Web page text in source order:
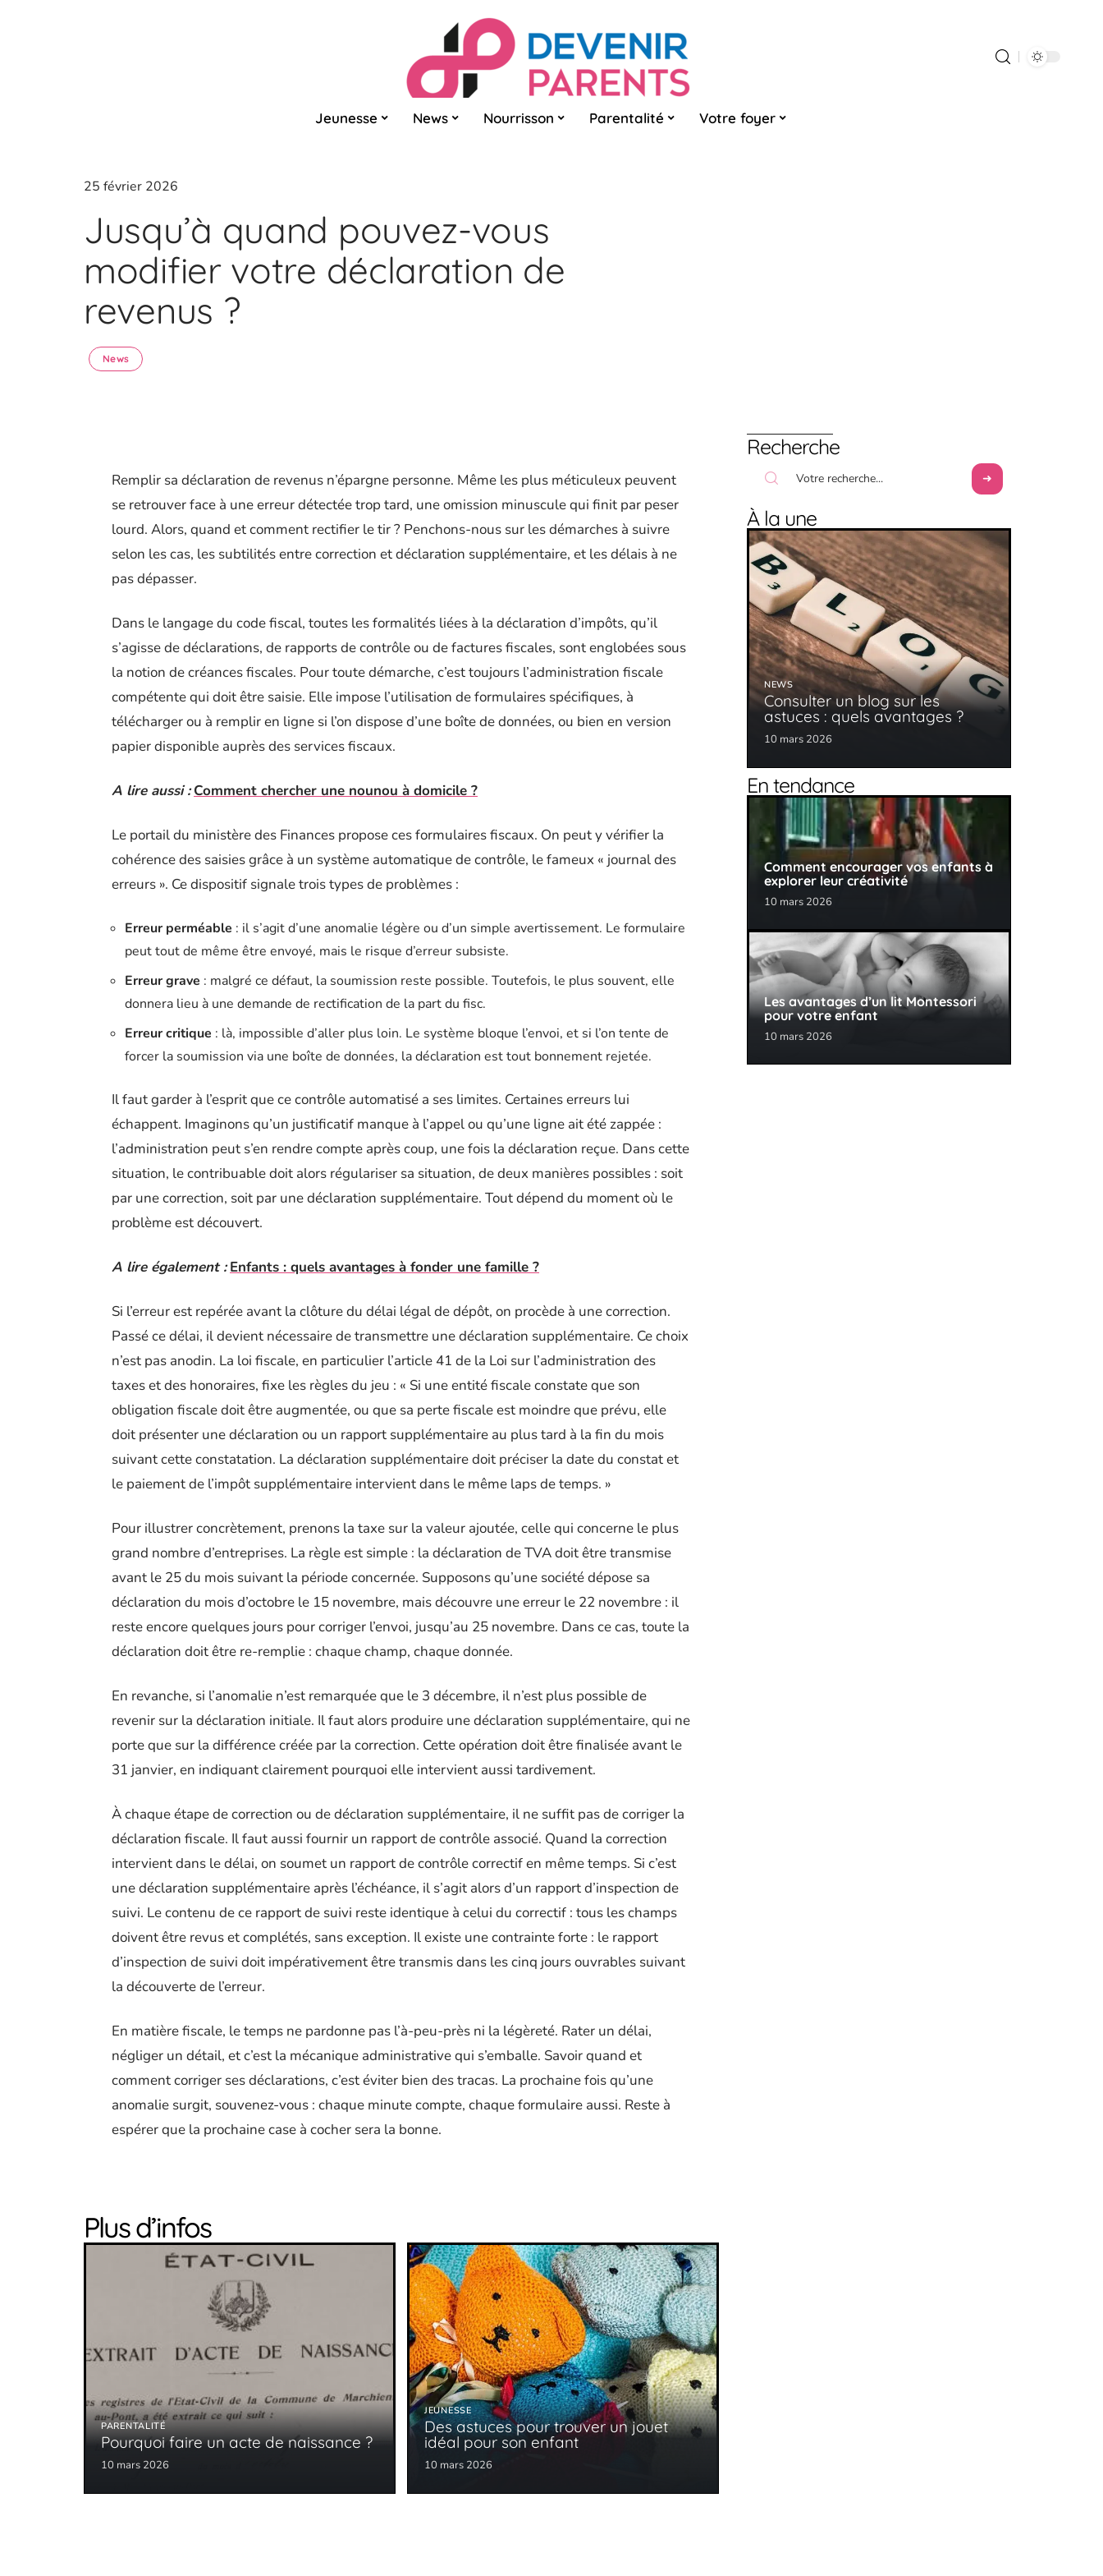
Jeunesse News Nourrisson Parentalité Votre foyer
25 février 2026
Jusqu’à quand pouvez-vous
modifier votre déclaration de
revenus ?
News
Remplir sa déclaration de revenus n’épargne personne. Même les plus méticuleux peuvent
se retrouver face à une erreur détectée trop tard, une omission minuscule qui finit par peser
lourd. Alors, quand et comment rectifier le tir ? Penchons-nous sur les démarches à suivre
selon les cas, les subtilités entre correction et déclaration supplémentaire, et les délais à ne
pas dépasser.
Dans le langage du code fiscal, toutes les formalités liées à la déclaration d’impôts, qu’il
s’agisse de déclarations, de rapports de contrôle ou de factures fiscales, sont englobées sous
la notion de créances fiscales. Pour toute démarche, c’est toujours l’administration fiscale
compétente qui doit être saisie. Elle impose l’utilisation de formulaires spécifiques, à
télécharger ou à remplir en ligne si l’on dispose d’une boîte de données, ou bien en version
papier disponible auprès des services fiscaux.
A lire aussi : Comment chercher une nounou à domicile ?
Le portail du ministère des Finances propose ces formulaires fiscaux. On peut y vérifier la
cohérence des saisies grâce à un système automatique de contrôle, le fameux « journal des
erreurs ». Ce dispositif signale trois types de problèmes :
Erreur perméable : il s’agit d’une anomalie légère ou d’un simple avertissement. Le formulaire
peut tout de même être envoyé, mais le risque d’erreur subsiste.
Erreur grave : malgré ce défaut, la soumission reste possible. Toutefois, le plus souvent, elle
donnera lieu à une demande de rectification de la part du fisc.
Erreur critique : là, impossible d’aller plus loin. Le système bloque l’envoi, et si l’on tente de
forcer la soumission via une boîte de données, la déclaration est tout bonnement rejetée.
Il faut garder à l’esprit que ce contrôle automatisé a ses limites. Certaines erreurs lui
échappent. Imaginons qu’un justificatif manque à l’appel ou qu’une ligne ait été zappée :
l’administration peut s’en rendre compte après coup, une fois la déclaration reçue. Dans cette
situation, le contribuable doit alors régulariser sa situation, de deux manières possibles : soit
par une correction, soit par une déclaration supplémentaire. Tout dépend du moment où le
problème est découvert.
A lire également : Enfants : quels avantages à fonder une famille ?
Si l’erreur est repérée avant la clôture du délai légal de dépôt, on procède à une correction.
Passé ce délai, il devient nécessaire de transmettre une déclaration supplémentaire. Ce choix
n’est pas anodin. La loi fiscale, en particulier l’article 41 de la Loi sur l’administration des
taxes et des honoraires, fixe les règles du jeu : « Si une entité fiscale constate que son
obligation fiscale doit être augmentée, ou que sa perte fiscale est moindre que prévu, elle
doit présenter une déclaration ou un rapport supplémentaire au plus tard à la fin du mois
suivant cette constatation. La déclaration supplémentaire doit préciser la date du constat et
le paiement de l’impôt supplémentaire intervient dans le même laps de temps. »
Pour illustrer concrètement, prenons la taxe sur la valeur ajoutée, celle qui concerne le plus
grand nombre d’entreprises. La règle est simple : la déclaration de TVA doit être transmise
avant le 25 du mois suivant la période concernée. Supposons qu’une société dépose sa
déclaration du mois d’octobre le 15 novembre, mais découvre une erreur le 22 novembre : il
reste encore quelques jours pour corriger l’envoi, jusqu’au 25 novembre. Dans ce cas, toute la
déclaration doit être re-remplie : chaque champ, chaque donnée.
En revanche, si l’anomalie n’est remarquée que le 3 décembre, il n’est plus possible de
revenir sur la déclaration initiale. Il faut alors produire une déclaration supplémentaire, qui ne
porte que sur la différence créée par la correction. Cette opération doit être finalisée avant le
31 janvier, en indiquant clairement pourquoi elle intervient aussi tardivement.
À chaque étape de correction ou de déclaration supplémentaire, il ne suffit pas de corriger la
déclaration fiscale. Il faut aussi fournir un rapport de contrôle associé. Quand la correction
intervient dans le délai, on soumet un rapport de contrôle correctif en même temps. Si c’est
une déclaration supplémentaire après l’échéance, il s’agit alors d’un rapport d’inspection de
suivi. Le contenu de ce rapport de suivi reste identique à celui du correctif : tous les champs
doivent être revus et complétés, sans exception. Il existe une contrainte forte : le rapport
d’inspection de suivi doit impérativement être transmis dans les cinq jours ouvrables suivant
la découverte de l’erreur.
En matière fiscale, le temps ne pardonne pas l’à-peu-près ni la légèreté. Rater un délai,
négliger un détail, et c’est la mécanique administrative qui s’emballe. Savoir quand et
comment corriger ses déclarations, c’est éviter bien des tracas. La prochaine fois qu’une
anomalie surgit, souvenez-vous : chaque minute compte, chaque formulaire aussi. Reste à
espérer que la prochaine case à cocher sera la bonne.
Plus d’infos
PARENTALITÉ
Pourquoi faire un acte de naissance ?
10 mars 2026
JEUNESSE
Des astuces pour trouver un jouet
idéal pour son enfant
10 mars 2026
Recherche
À la une
NEWS
Consulter un blog sur les
astuces : quels avantages ?
10 mars 2026
En tendance
Comment encourager vos enfants à
explorer leur créativité
10 mars 2026
Les avantages d’un lit Montessori
pour votre enfant
10 mars 2026